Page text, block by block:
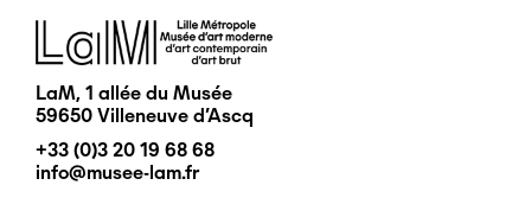
Image
LaM, 1 allée du Musée
59650 Villeneuve d'Ascq
+33 (0)3 20 19 68 68
info@musee-lam.fr